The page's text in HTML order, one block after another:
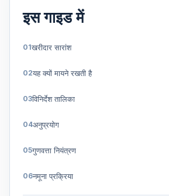
इस गाइड में
खरीदार सारांश
यह क्यों मायने रखती है
विनिर्देश तालिका
अनुप्रयोग
गुणवत्ता नियंत्रण
नमूना प्रक्रिया